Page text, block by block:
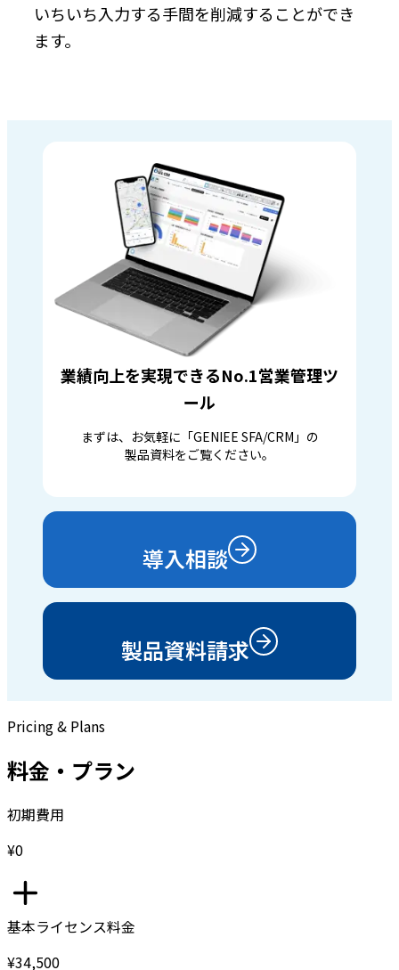
いちいち入力する手間を削減することができ
ます。
業績向上を実現できるNo.1営業管理ツ
ール
まずは、お気軽に「GENIEE SFA/CRM」の
製品資料をご覧ください。
導入相談
製品資料請求
Pricing & Plans
料金・プラン
初期費用
¥0
基本ライセンス料金
¥34,500